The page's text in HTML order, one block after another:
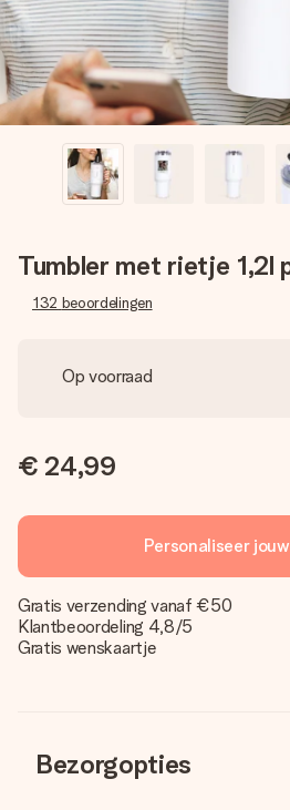
Tumbler met rietje 1,2l
132 beoordelingen
Op voorraad
€ 24,99
Personaliseer
Gratis verzending vanaf €50
Klantbeoordeling 4,8/5
Gratis wenskaartje
Bezorgopties